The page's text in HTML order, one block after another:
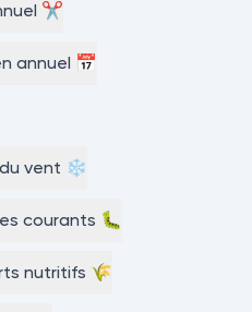
✂️
annuel 📅
vent ❄️
courants 🐛
nutritifs 🌾